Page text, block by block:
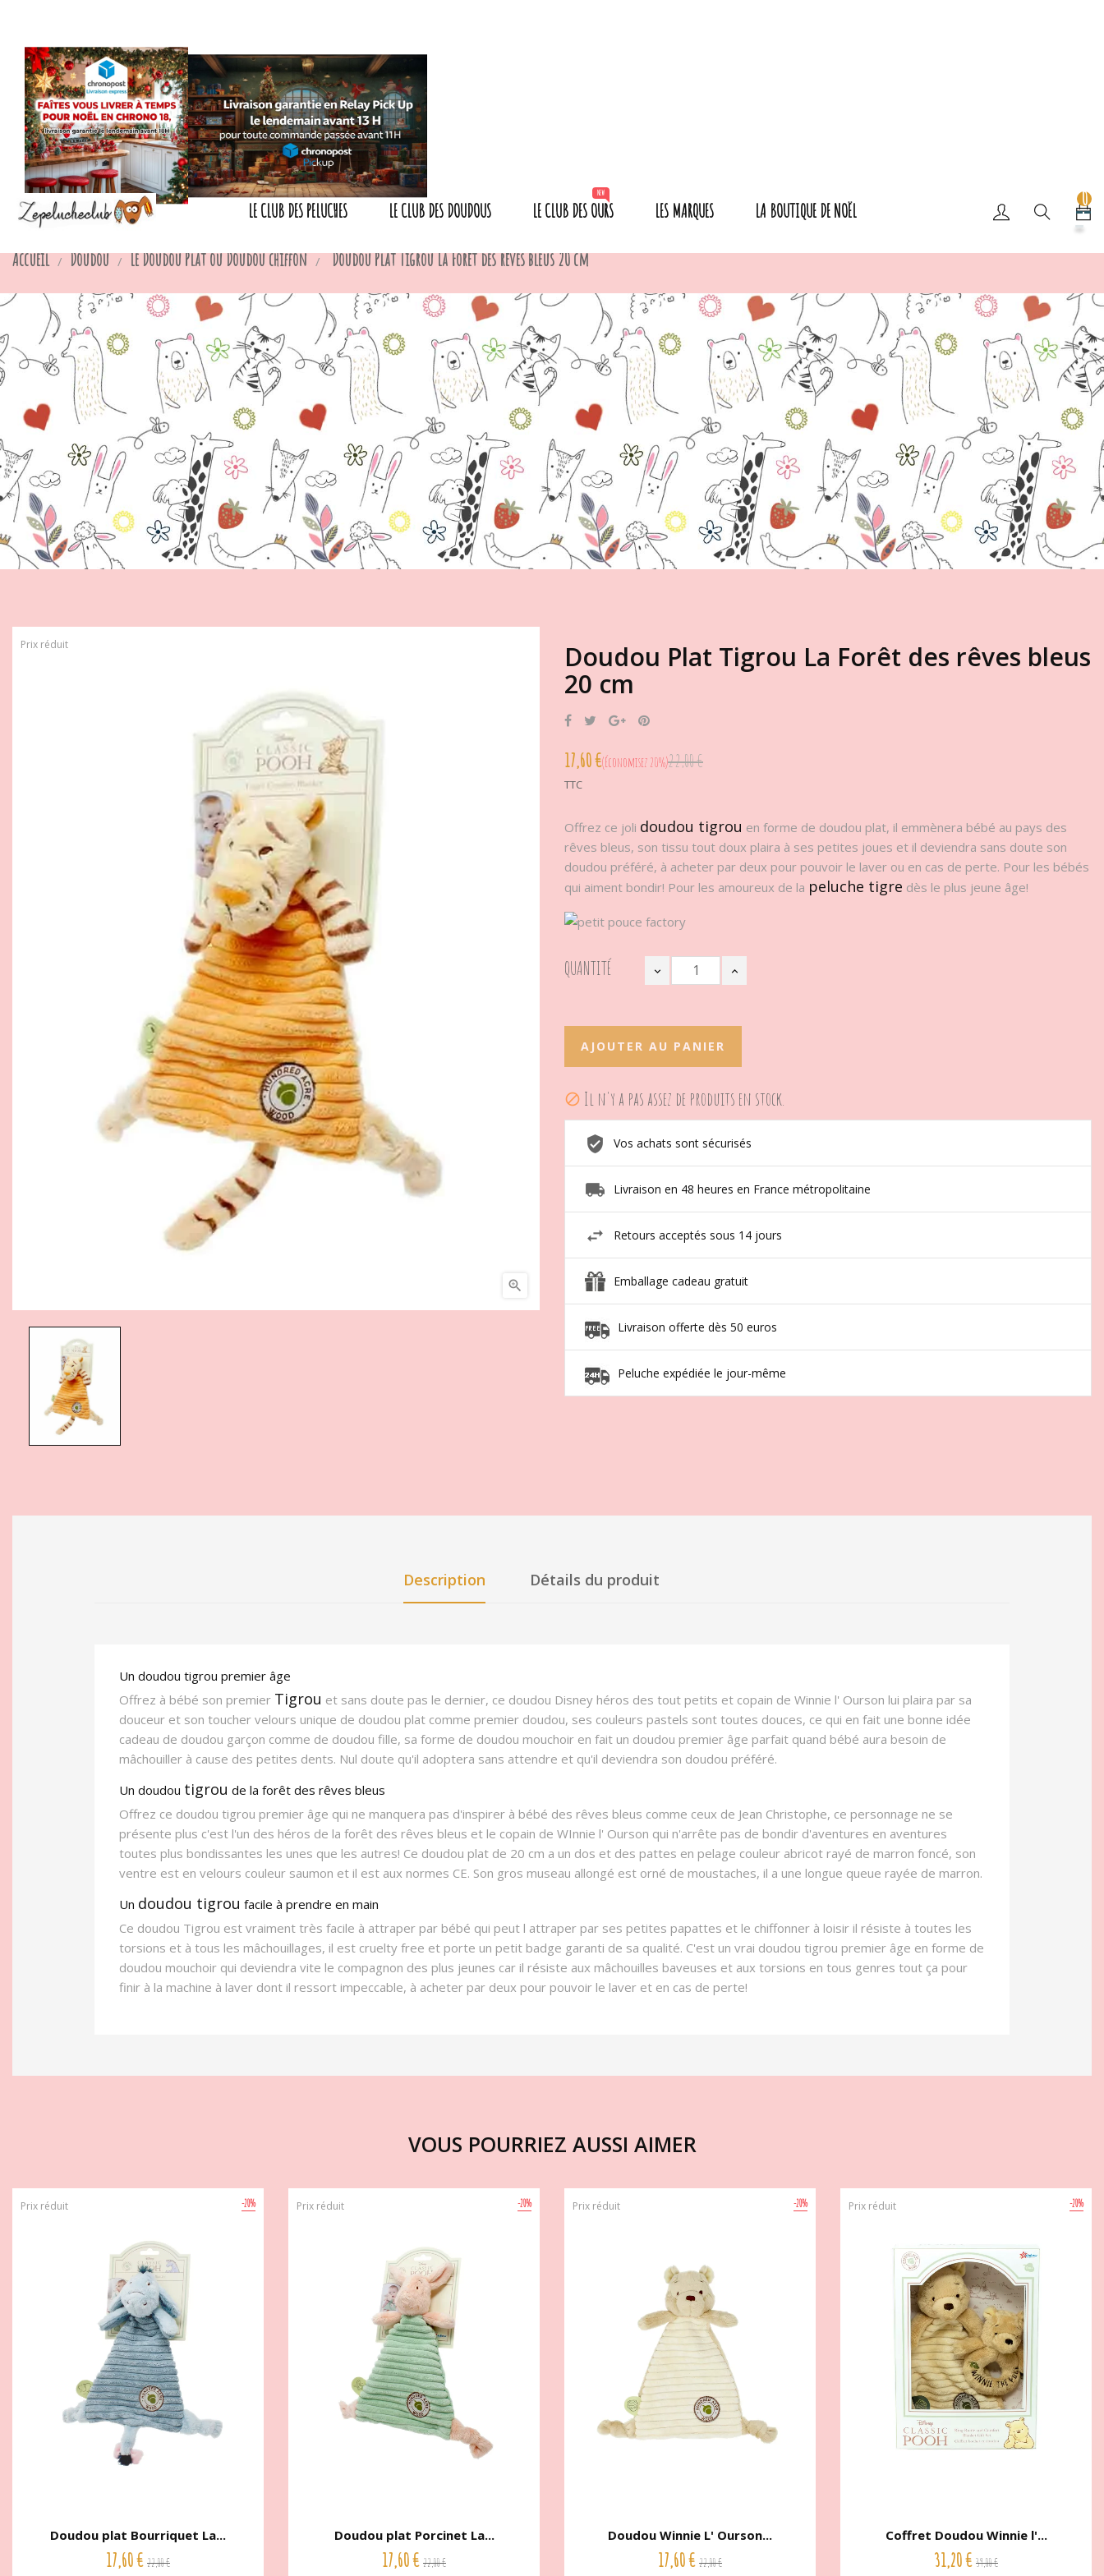
LE CLUB DES PELUCHES LE CLUB DES DOUDOUS LE CLUB DES OURS
NEW
LES MARQUES LA BOUTIQUE DE NOËL
0
Accueil Doudou Le Doudou Plat ou Doudou chiffon Doudou Plat Tigrou La Forêt des rêves bleus 20 cm
Prix réduit

Doudou Plat Tigrou La Forêt des rêves bleus
20 cm
PartagerTweet Google+
17,60 € Économisez 20%22,00 €
TTC
Offrez ce joli doudou tigrou en forme de doudou plat, il emmènera bébé au pays des
rêves bleus, son tissu tout doux plaira à ses petites joues et il deviendra sans doute son
doudou préféré, à acheter par deux pour pouvoir le laver ou en cas de perte. Pour les bébés
qui aiment bondir! Pour les amoureux de la peluche tigre dès le plus jeune âge!
QUANTITÉ
AJOUTER AU PANIER
 Il n'y a pas assez de produits en stock.
Vos achats sont sécurisés
Livraison en 48 heures en France métropolitaine
Retours acceptés sous 14 jours
Emballage cadeau gratuit
Livraison offerte dès 50 euros
Peluche expédiée le jour-même
Description Détails du produit
Un doudou tigrou premier âge
Offrez à bébé son premier Tigrou et sans doute pas le dernier, ce doudou Disney héros des tout petits et copain de Winnie l' Ourson lui plaira par sa
douceur et son toucher velours unique de doudou plat comme premier doudou, ses couleurs pastels sont toutes douces, ce qui en fait une bonne idée
cadeau de doudou garçon comme de doudou fille, sa forme de doudou mouchoir en fait un doudou premier âge parfait quand bébé aura besoin de
mâchouiller à cause des petites dents. Nul doute qu'il adoptera sans attendre et qu'il deviendra son doudou préféré.
Un doudou tigrou de la forêt des rêves bleus
Offrez ce doudou tigrou premier âge qui ne manquera pas d'inspirer à bébé des rêves bleus comme ceux de Jean Christophe, ce personnage ne se
présente plus c'est l'un des héros de la forêt des rêves bleus et le copain de WInnie l' Ourson qui n'arrête pas de bondir d'aventures en aventures
toutes plus bondissantes les unes que les autres! Ce doudou plat de 20 cm a un dos et des pattes en pelage couleur abricot rayé de marron foncé, son
ventre est en velours couleur saumon et il est aux normes CE. Son gros museau allongé est orné de moustaches, il a une longue queue rayée de marron.
Un doudou tigrou facile à prendre en main
Ce doudou Tigrou est vraiment très facile à attraper par bébé qui peut l attraper par ses petites papattes et le chiffonner à loisir il résiste à toutes les
torsions et à tous les mâchouillages, il est cruelty free et porte un petit badge garanti de sa qualité. C'est un vrai doudou tigrou premier âge en forme de
doudou mouchoir qui deviendra vite le compagnon des plus jeunes car il résiste aux mâchouilles baveuses et aux torsions en tous genres tout ça pour
finir à la machine à laver dont il ressort impeccable, à acheter par deux pour pouvoir le laver et en cas de perte!
VOUS POURRIEZ AUSSI AIMER
-20%
Prix réduit
Doudou plat Bourriquet La...
17,60 € 22,00 €
-20%
Prix réduit
Doudou plat Porcinet La...
17,60 € 22,00 €
-20%
Prix réduit
Doudou Winnie L' Ourson...
17,60 € 22,00 €
-20%
Prix réduit
Coffret Doudou Winnie l'...
31,20 € 39,00 €